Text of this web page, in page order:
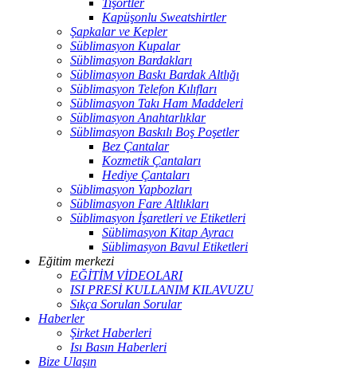
Tişörtler
Kapüşonlu Sweatshirtler
Şapkalar ve Kepler
Süblimasyon Kupalar
Süblimasyon Bardakları
Süblimasyon Baskı Bardak Altlığı
Süblimasyon Telefon Kılıfları
Süblimasyon Takı Ham Maddeleri
Süblimasyon Anahtarlıklar
Süblimasyon Baskılı Boş Poşetler
Bez Çantalar
Kozmetik Çantaları
Hediye Çantaları
Süblimasyon Yapbozları
Süblimasyon Fare Altlıkları
Süblimasyon İşaretleri ve Etiketleri
Süblimasyon Kitap Ayracı
Süblimasyon Bavul Etiketleri
Eğitim merkezi
EĞİTİM VİDEOLARI
ISI PRESİ KULLANIM KILAVUZU
Sıkça Sorulan Sorular
Haberler
Şirket Haberleri
Isı Basın Haberleri
Bize Ulaşın